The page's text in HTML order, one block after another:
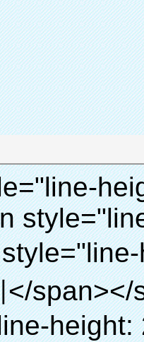
data-src="http://g01.s.alicdn.com/kf/HTB1cdlsIVXXXXcmXpXXq6xXFXXXe/200852200/HTB1cdlsIVXXXXcmXpXXq6xXFXXXe.jpg" data-alt="quen 첨단 기술 고품질의 지능형 자동 신발 커버 디스펜서 병원" width="700" ori-width="700" ori-height="564" /> <noscript><img src="http://g01.s.alicdn.com/kf/HTB1cdlsIVXXXXcmXpXXq6xXFXXXe/200852200/HTB1cdlsIVXXXXcmXpXXq6xXFXXXe.jpg" alt="quen 첨단 기술 고품질의 지능형 자동 신발 커버 디스펜서 병원" width="700" ori-width="700" ori-height="564"></noscript> </p><p>&nbsp;</p><p>&nbsp;</p><div id="ali-anchor-AliPostDhMb-kqf20" style="padding-top: 8px;" data-section-title="Product Advantages" data-section="AliPostDhMb-kqf20"><div id="ali-title-AliPostDhMb-kqf20" style="padding: 8px 0px; border-bottom-style: solid;"><span style="background-color: #ddd; color: #333; font-weight: bold; padding: 8px 10px; line-height: 12px;">제품의 장점</span></div><div style="padding: 10px 0px;"><p>&nbsp;</p><table class="aliDataTable" style="width: 600px; height: 436px;"><tbody><tr style="height: 34.35pt;" align="left"><td style="width: 598pt;" colspan="2" valign="center"><p><span style="line-height: normal; font-weight: bold; font-size: 12pt; font-family: Arial;">장점은 quen 신발 커버 기계:</span></p></td></tr><tr style="height: 53.95pt;" align="left"><td style="width: 181.85pt;" valign="center"><p><span style="line-height: normal; font-weight: bold; font-family: arial, helvetica, sans-serif; color: #008000; font-size: 14px;">1. 경제적</span></p></td><td style="width: 416.15pt;" valign="center"><p><span style="line-height: normal; font-family: arial, helvetica, sans-serif; font-size: 14px;">비용은 우리의 PVC 필름의 경제적입니다 기존보다 신발 커버, 두께는 28& 무, m</span></p><p><span style="line-height: normal; font-family: arial, helvetica, sans-serif; font-size: 14px;">그것은 더 내구성이</span></p></td></tr><tr style="height: 52pt;" align="left"><td valign="center"><p><span style="line-height: normal; font-weight: bold; font-family: arial,